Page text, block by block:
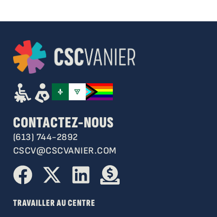
CONTACTEZ-NOUS
(613) 744-2892
CSCV@CSCVANIER.COM
TRAVAILLER AU CENTRE